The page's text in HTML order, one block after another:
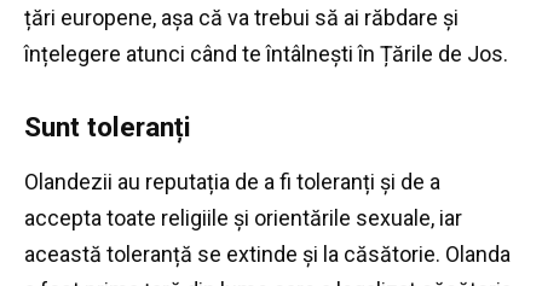
țări europene, așa că va trebui să ai răbdare și
înțelegere atunci când te întâlnești în Țările de Jos.
Sunt toleranți
Olandezii au reputația de a fi toleranți și de a
accepta toate religiile și orientările sexuale, iar
această toleranță se extinde și la căsătorie. Olanda